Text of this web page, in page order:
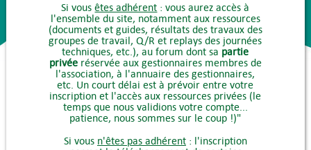
Si vousêtes adhérent : vous aurez accès à
l'ensemble du site, notamment aux ressources
(documents et guides, résultats des travaux des
groupes de travail, Q/R et replays des journées
techniques, etc.), au forum dont sa partie
privéeréservée aux gestionnaires membres de
l'association, à l'annuaire des gestionnaires,
etc. Un court délai est à prévoir entre votre
inscription et l'accès aux ressources privées (le
temps que nous validions votre compte...
patience, nous sommes sur le coup !)"
Si vous n'êtes pas adhérent: l'inscription